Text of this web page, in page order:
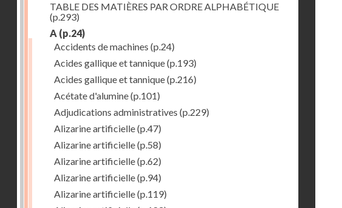
TABLE DES MATIÈRES PAR ORDRE ALPHABÉTIQUE
(p.293)
A (p.24)
Accidents de machines (p.24)
Acides gallique et tannique(p.193)
Acides gallique et tannique(p.216)
Acétate d'alumine(p.101)
Adjudications administratives (p.229)
Alizarine artificielle(p.47)
Alizarine artificielle(p.58)
Alizarine artificielle(p.62)
Alizarine artificielle(p.94)
Alizarine artificielle(p.119)